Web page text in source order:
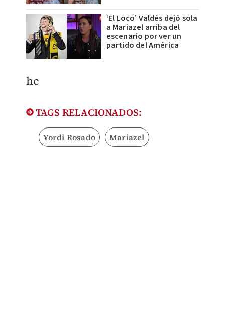
‘El Loco’ Valdés dejó sola
a Mariazel arriba del
escenario por ver un
partido del América
hc
TAGS RELACIONADOS:
Yordi Rosado Mariazel